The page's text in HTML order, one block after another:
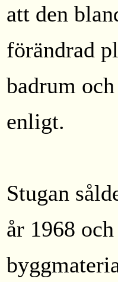
att den
förändrad
badrum
enligt.
Stugan
år 1968